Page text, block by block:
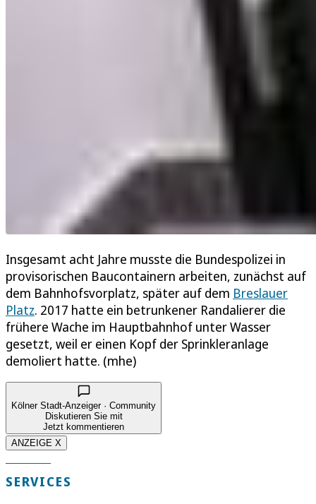
Insgesamt acht Jahre musste die Bundespolizei in
provisorischen Baucontainern arbeiten, zunächst auf
dem Bahnhofsvorplatz, später auf dem Breslauer
Platz. 2017 hatte ein betrunkener Randalierer die
frühere Wache im Hauptbahnhof unter Wasser
gesetzt, weil er einen Kopf der Sprinkleranlage
demoliert hatte. (mhe)
Kölner Stadt-Anzeiger · Community
Diskutieren Sie mit
Jetzt kommentieren
ANZEIGE X
SERVICES